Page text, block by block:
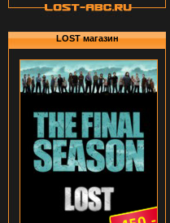
LOST магазин